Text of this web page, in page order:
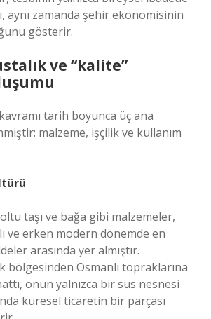
aynı zamanda şehir ekonomisinin
gösterir.
ve “kalite”
tarih boyunca üç ana
malzeme, işçilik ve kullanım
taşı ve bağa gibi malzemeler,
ve erken modern dönemde en
arasında yer almıştır.
bölgesinden Osmanlı topraklarına
onun yalnızca bir süs nesnesi
küresel ticaretin bir parçası